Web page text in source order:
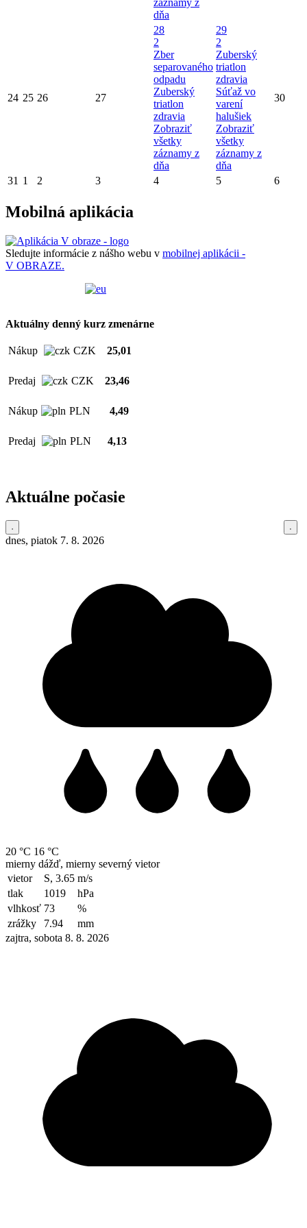
záznamy z
dňa
24 25 26 27
28
2
Zber
separovaného
odpadu
Zuberský
triatlon
zdravia
Zobraziť
všetky
záznamy z
dňa
29
2
Zuberský
triatlon
zdravia
Súťaž vo
varení
halušiek
Zobraziť
všetky
záznamy z
dňa
30
31 1 2 3 4 5 6
Mobilná aplikácia
Sledujte informácie z nášho webu v mobilnej aplikácii -
V OBRAZE.
Aktuálny denný kurz zmenárne
Nákup CZK 25,01
Predaj CZK 23,46
Nákup PLN 4,49
Predaj PLN 4,13
Aktuálne počasie
dnes, piatok 7. 8. 2026
20 °C 16 °C
mierny dážď, mierny severný vietor
vietor
S, 3.65 m/s
tlak
1019
hPa
vlhkosť 73
%
zrážky
7.94
mm
zajtra, sobota 8. 8. 2026